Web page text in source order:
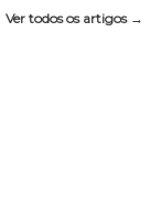
Ver todos os artigos →